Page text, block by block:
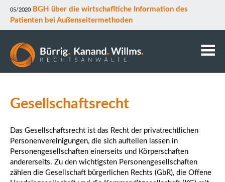
05/2020
BGH über die wirtschafltiche Information des
Patienten bei Außenseitermethoden
Anwälte
Kontakt
Downloads
Datenschutz
Rechtsgebiete
Gesellschaftsrecht
Das Gesellschaftsrecht ist das Recht der privatrechtlichen
Personenvereinigungen, die sich aufteilen lassen in
Personengesellschaften einerseits und Körperschaften
andererseits. Zu den wichtigsten Personengesellschaften
zählen die Gesellschaft bürgerlichen Rechts (GbR), die Offene